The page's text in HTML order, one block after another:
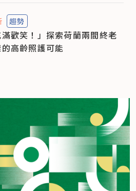
趨勢
滿歡笑！」探索荷蘭兩間終老
高齡照護可能